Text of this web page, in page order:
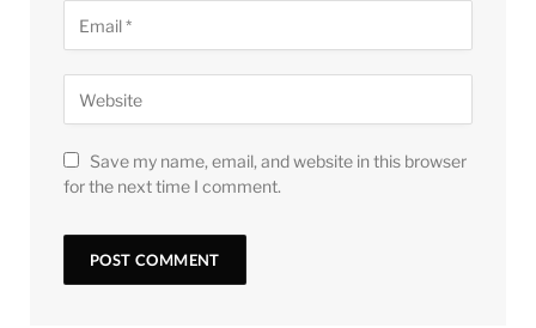
Save my name, email, and website in this browser
for the next time I comment.